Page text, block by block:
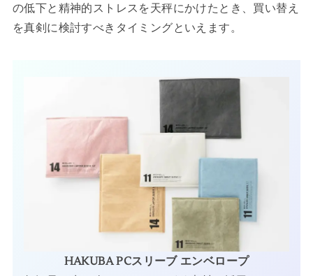
の低下と精神的ストレスを天秤にかけたとき、買い替え
を真剣に検討すべきタイミングといえます。
HAKUBA PCスリーブ エンベロープ